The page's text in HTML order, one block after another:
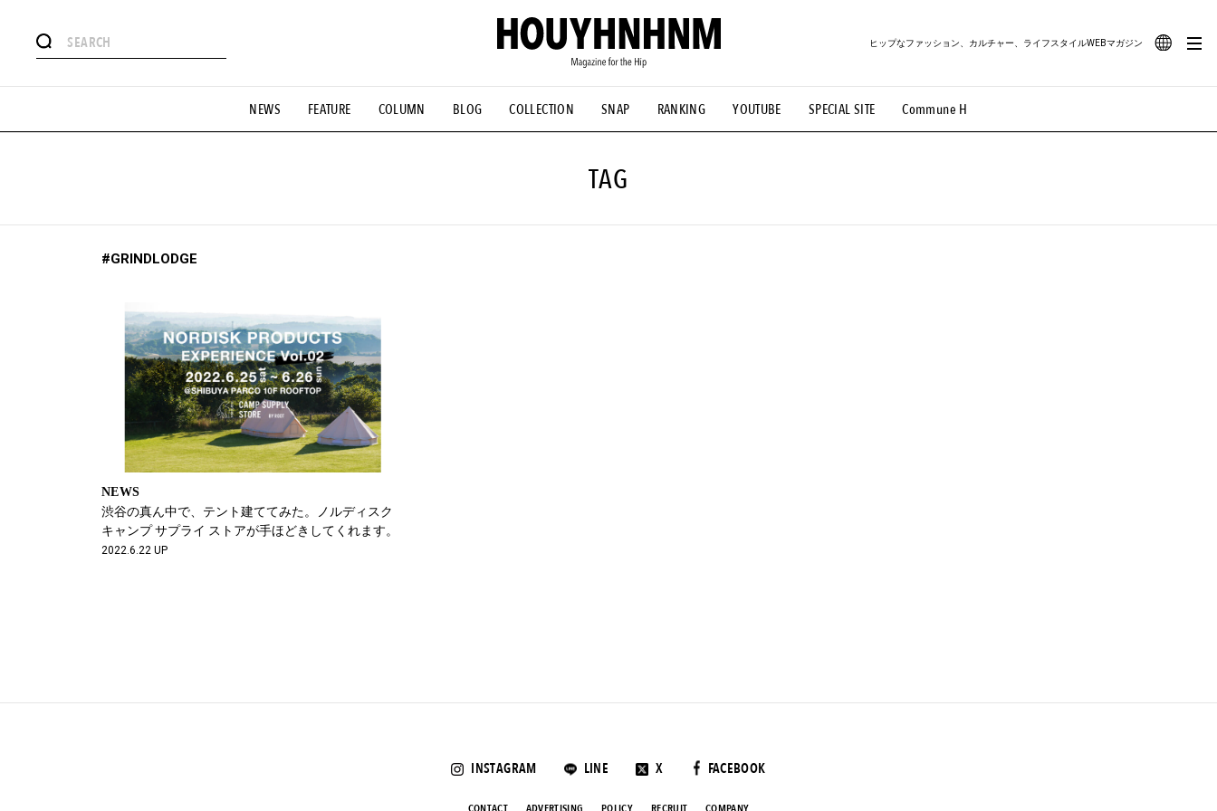
NEWS FEATURE COLUMN BLOG COLLECTION SNAP RANKING YOUTUBE SPECIAL SITE Commune H
ヒップなファッション、カルチャー、ライフスタイルWEBマガジン
#憧れの逸品 #ESSENTIAL DESIGNS #古着サミット #NEW VINTAGE #マイナーグッド図鑑 #路地裏てぃーん。 #MONTHLY JOURNAL
#GH 銘品の所以 #フイナムのYouTube #Commune H #FOCUS IT #AH.H #ととけん #FASHION #MUSIC #MOVIE #LIFESTYLE #SNEAKER #OUTDOOR
TAG
#GRINDLODGE
NEWS
渋谷の真ん中で、テント建ててみた。ノルディスク
キャンプ サプライ ストアが手ほどきしてくれます。
2022.6.22 UP
INSTAGRAM LINE X FACEBOOK